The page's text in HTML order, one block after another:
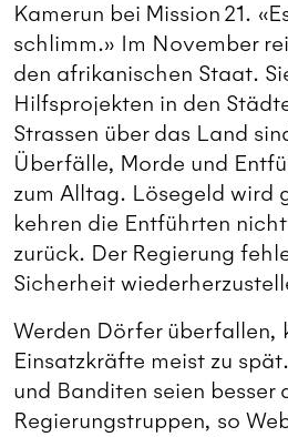
Kamerun bei Mission 21.
schlimm.» Im November
den afrikanischen Staat.
Hilfsprojekten in den
Strassen über das Land
Überfälle, Morde und
zum Alltag. Lösegeld wird
kehren die Entführten
zurück. Der Regierung
Sicherheit
Werden Dörfer überfallen,
Einsatzkräfte meist zu
und Banditen seien besser
Regierungstruppen, so